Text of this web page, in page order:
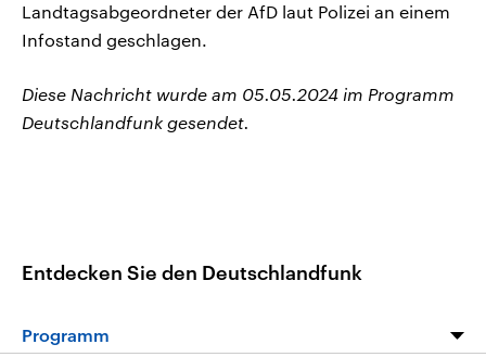
Landtagsabgeordneter der AfD laut Polizei an einem
Infostand geschlagen.
Diese Nachricht wurde am 05.05.2024 im Programm
Deutschlandfunk gesendet.
Entdecken Sie den Deutschlandfunk
Programm